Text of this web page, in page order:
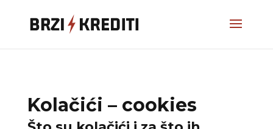
Kolačići – cookies